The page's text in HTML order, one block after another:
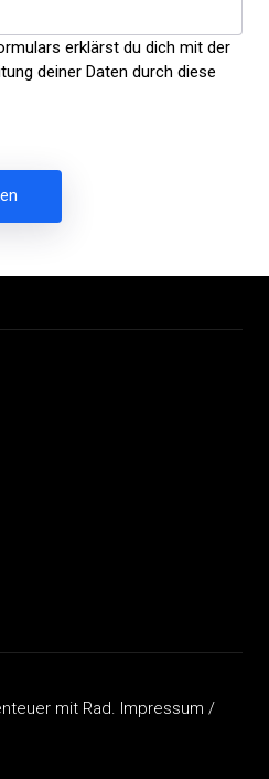
erklärst du dich mit der
deiner Daten durch diese
mit Rad. Impressum /